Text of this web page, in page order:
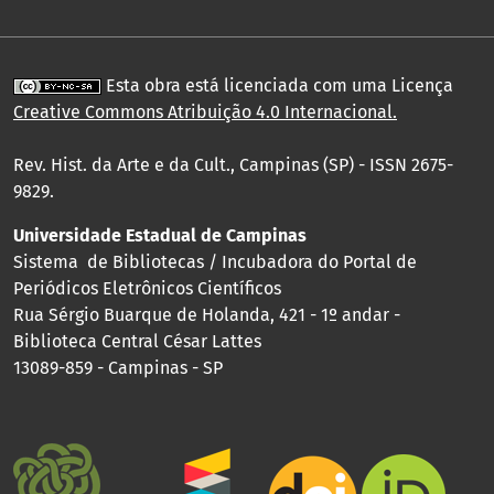
Esta obra está licenciada com uma Licença
Creative Commons Atribuição 4.0 Internacional.
Rev. Hist. da Arte e da Cult., Campinas (SP) - ISSN 2675-
9829.
Universidade Estadual de Campinas
Sistema de Bibliotecas / Incubadora do Portal de
Periódicos Eletrônicos Científicos
Rua Sérgio Buarque de Holanda, 421 - 1º andar -
Biblioteca Central César Lattes
13089-859 - Campinas - SP